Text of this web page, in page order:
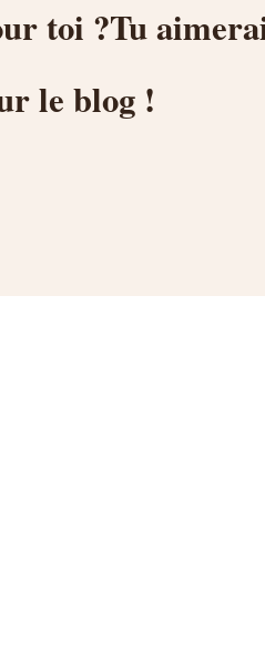
toi ?Tu
le blog !